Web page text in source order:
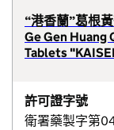
“港香蘭”葛根
Ge Gen Huang
Tablets
許可證字號
衛署藥製字第